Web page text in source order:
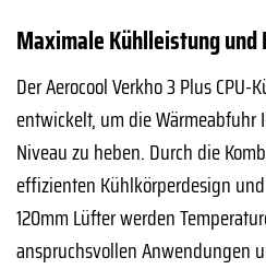
Maximale Kühlleistung
Der Aerocool Verkho 3 Plus
entwickelt, um die Wärmeabfuhr
Niveau zu heben. Durch die
effizienten Kühlkörperdesign
120mm Lüfter werden
anspruchsvollen Anwendungen